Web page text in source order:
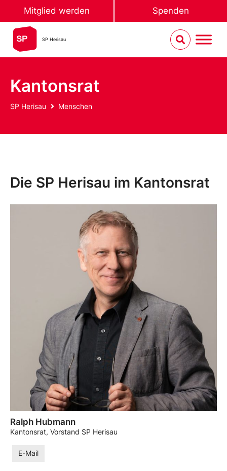
Mitglied werden Spenden
SP Herisau
Kantonsrat
SP Herisau Menschen
Die SP Herisau im Kantonsrat
Ralph Hubmann
Kantonsrat, Vorstand SP Herisau
E-Mail